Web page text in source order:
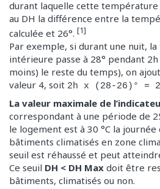
durant laquelle cette température
au DH la différence entre la
calculée et 26°. [1]
Par exemple, si durant une nuit,
intérieure passe à 28° pendant
moins) le reste du temps), on
valeur 4, soit 2h x (28-26)° =
La valeur maximale de
correspondant à une période de
le logement est à 30 °C la journée
bâtiments climatisés en zone
seuil est réhaussé et peut
Ce seuil DH < DH Max doit être
bâtiments, climatisés ou non.